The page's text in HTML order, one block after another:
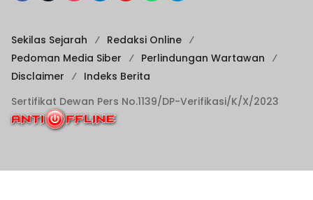
Sekilas Sejarah
Redaksi Online
Pedoman Media Siber
Perlindungan Wartawan
Disclaimer
Indeks Berita
Sertifikat Dewan Pers No.1139/DP-Verifikasi/K/X/2023